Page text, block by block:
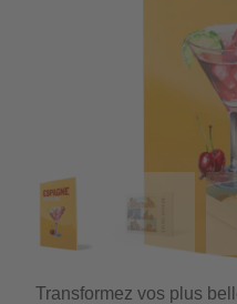
Transformez vos plus